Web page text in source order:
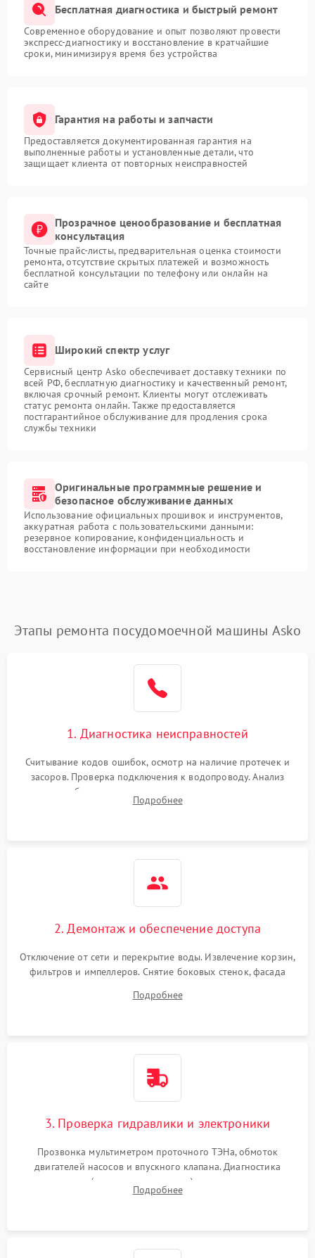
Бесплатная диагностика и быстрый ремонт
Современное оборудование и опыт позволяют провести
экспресс-диагностику и восстановление в кратчайшие
сроки, минимизируя время без устройства
Гарантия на работы и запчасти
Предоставляется документированная гарантия на
выполненные работы и установленные детали, что
защищает клиента от повторных неисправностей
Прозрачное ценообразование и бесплатная
консультация
Точные прайс-листы, предварительная оценка стоимости
ремонта, отсутствие скрытых платежей и возможность
бесплатной консультации по телефону или онлайн на
сайте
Широкий спектр услуг
Сервисный центр Asko обеспечивает доставку техники по
всей РФ, бесплатную диагностику и качественный ремонт,
включая срочный ремонт. Клиенты могут отслеживать
статус ремонта онлайн. Также предоставляется
постгарантийное обслуживание для продления срока
службы техники
Оригинальные программные решение и
безопасное обслуживание данных
Использование официальных прошивок и инструментов,
аккуратная работа с пользовательскими данными:
резервное копирование, конфиденциальность и
восстановление информации при необходимости
Этапы ремонта посудомоечной машины Asko
1. Диагностика неисправностей
Считывание кодов ошибок, осмотр на наличие протечек и
засоров. Проверка подключения к водопроводу. Анализ
жалоб на отсутствие слива, нагрева, вращения
разбрызгивателей или срабатывание системы защиты
Подробнее
2. Демонтаж и обеспечение доступа
Отключение от сети и перекрытие воды. Извлечение корзин,
фильтров и импеллеров. Снятие боковых стенок, фасада
циркуляционному насосу, ТЭНу и сливной помпе.
Подробнее
3. Проверка гидравлики и электроники
Прозвонка мультиметром проточного ТЭНа, обмоток
двигателей насосов и впускного клапана. Диагностика
прессостата (датчика уровня воды), датчика мутности,
концевика дверцы и электронного модуля управления.
Подробнее